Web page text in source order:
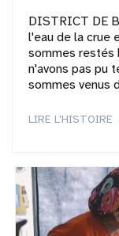
DISTRICT DE
l'eau de la crue
sommes restés
n'avons pas pu
sommes venus
LIRE L'HISTOIRE